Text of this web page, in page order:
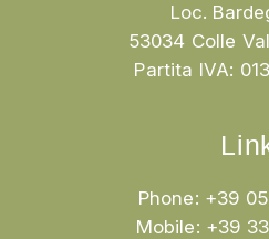
Loc.
53034 Colle
Partita IVA:
Phone: +39
Mobile: +39